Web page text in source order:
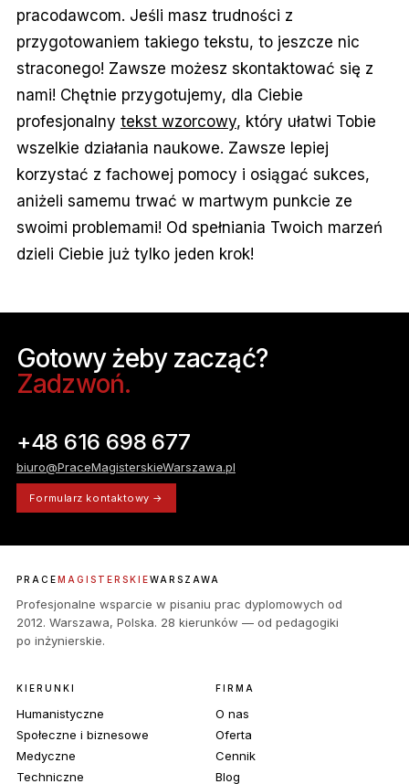
pracodawcom. Jeśli masz trudności z
przygotowaniem takiego tekstu, to jeszcze nic
straconego! Zawsze możesz skontaktować się z
nami! Chętnie przygotujemy, dla Ciebie
profesjonalny tekst wzorcowy, który ułatwi Tobie
wszelkie działania naukowe. Zawsze lepiej
korzystać z fachowej pomocy i osiągać sukces,
aniżeli samemu trwać w martwym punkcie ze
swoimi problemami! Od spełniania Twoich marzeń
dzieli Ciebie już tylko jeden krok!
Gotowy żeby zacząć?
Zadzwoń.
+48 616 698 677
biuro@PraceMagisterskieWarszawa.pl
Formularz kontaktowy →
PRACEMAGISTERSKIEWARSZAWA
Profesjonalne wsparcie w pisaniu prac dyplomowych od
2012. Warszawa, Polska. 28 kierunków — od pedagogiki
po inżynierskie.
KIERUNKI
Humanistyczne
Społeczne i biznesowe
Medyczne
Techniczne
FIRMA
O nas
Oferta
Cennik
Blog